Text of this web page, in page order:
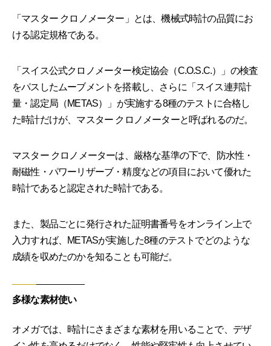
「マスター クロノメーター」とは、機械式時計の品質にお
ける認定規格である。
「スイス公式クロノメーター検定協会（C.O.S.C.）」の検査
をパスしたムーブメントを搭載し、さらに「スイス連邦計
量・認定局（METAS）」が実施する8種のテストに合格し
た時計だけが、マスター クロノメーターと呼ばれるのだ。
マスター クロノメーターは、厳格な基準の下で、防水性・
耐磁性・パワーリザーブ・精度などの項目において優れた
時計であると認定された時計である。
また、製品ごとに発行された証明書番号をオンライン上で
入力すれば、METASが実施した8種のテストでどのような
成績を収めたのかを知ることも可能だ。
多様な素材使い
オメガでは、時計にさまざまな素材を用いることで、デザ